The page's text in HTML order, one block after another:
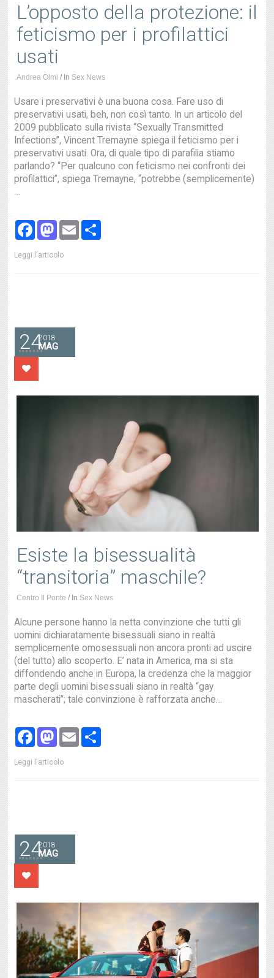
L’opposto della protezione: il
feticismo per i profilattici
usati
Andrea Olmi / In Sex News
Usare i preservativi è una buona cosa. Fare uso di
preservativi usati, beh, non così tanto. In un articolo del
2009 pubblicato sulla rivista “Sexually Transmitted
Infections”, Vincent Tremayne spiega il feticismo per i
preservativi usati. Ora, di quale tipo di parafilia stiamo
parlando? “Per qualcuno con feticismo nei confronti dei
profilattici”, spiega Tremayne, “potrebbe (semplicemente)
…
Facebook
Mastodon
Email
Leggi l'articolo
242018
MAG
Esiste la bisessualità
“transitoria” maschile?
Centro Il Ponte / In Sex News
Alcune persone hanno la netta convinzione che tutti gli
uomini dichiaratamente bisessuali siano in realtà
semplicemente omosessuali non ancora pronti ad uscire
(del tutto) allo scoperto. E’ nata in America, ma si sta
diffondendo anche in Europa, la credenza che la maggior
parte degli uomini bisessuali siano in realtà “gay
mascherati”; tale convinzione è rafforzata anche…
Facebook
Mastodon
Email
Leggi l'articolo
242018
MAG